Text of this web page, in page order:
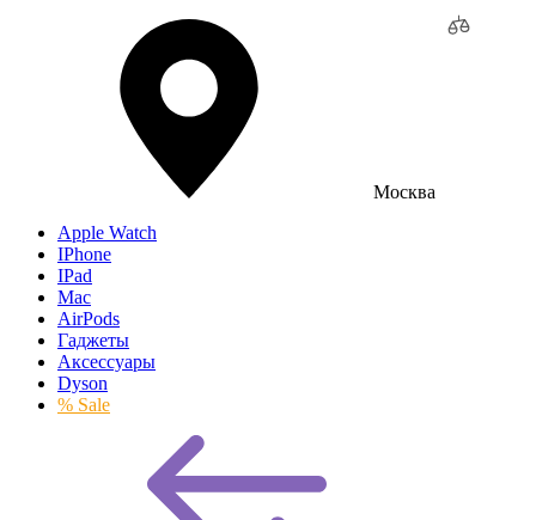
Москва
Apple Watch
IPhone
IPad
Mac
AirPods
Гаджеты
Аксессуары
Dyson
% Sale